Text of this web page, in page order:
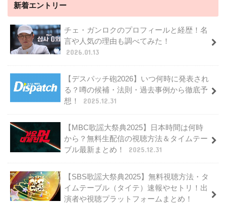
新着エントリー
チェ・ガンロクのプロフィールと経歴！名
言や人気の理由も調べてみた！
2026.01.13
【デスパッチ砲2026】いつ何時に発表され
る？噂の候補・法則・過去事例から徹底予
想！
2025.12.31
【MBC歌謡大祭典2025】日本時間は何時
から？無料生配信の視聴方法＆タイムテー
ブル最新まとめ！
2025.12.31
【SBS歌謡大祭典2025】無料視聴方法・タ
イムテーブル（タイテ）速報やセトリ！出
演者や視聴プラットフォームまとめ！